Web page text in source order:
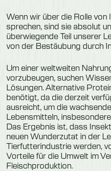
Wenn wir über die Rolle
sprechen, sind sie absolut
überwiegende Teil unserer
von der Bestäubung durch
Um einer weltweiten
vorzubeugen, suchen
Lösungen. Alternative
benötigt, da die derzeit
ausreicht, um die
Lebensmitteln,
Das Ergebnis ist, dass
neuen Wunderzutat in der
Tierfutterindustrie werden,
Vorteile für die Umwelt im
Fleischproduktion.